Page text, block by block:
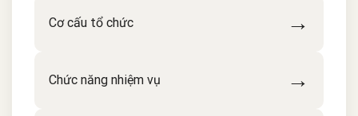
Cơ cấu tổ chức →
Chức năng nhiệm vụ →